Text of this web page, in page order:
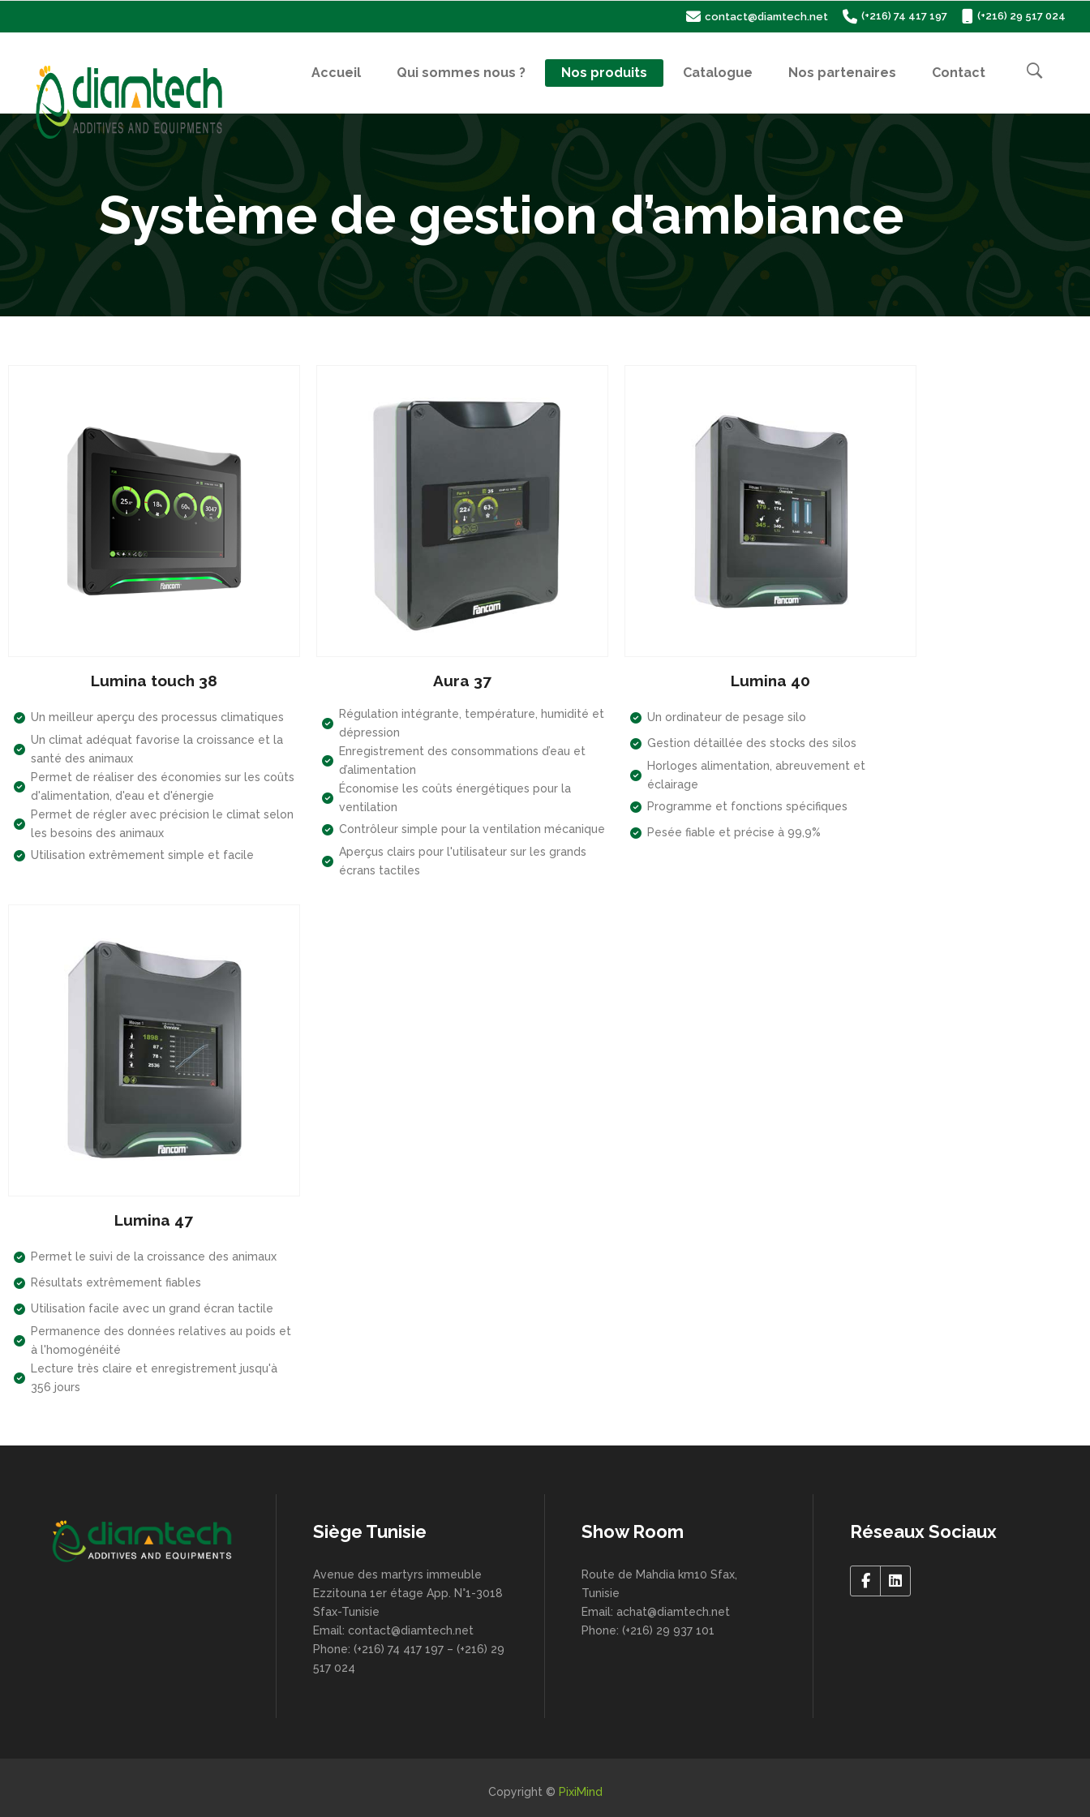
contact@diamtech.net (+216) 74 417 197 (+216) 29 517 024
Accueil Qui sommes nous ? Nos produits Catalogue Nos partenaires Contact
Système de gestion d’ambiance
Lumina touch 38
Un meilleur aperçu des processus climatiques
Un climat adéquat favorise la croissance et la
santé des animaux
Permet de réaliser des économies sur les coûts
d'alimentation, d'eau et d'énergie
Permet de régler avec précision le climat selon
les besoins des animaux
Utilisation extrêmement simple et facile
Aura 37
Régulation intégrante, température, humidité et
dépression
Enregistrement des consommations d’eau et
d’alimentation
Économise les coûts énergétiques pour la
ventilation
Contrôleur simple pour la ventilation mécanique
Aperçus clairs pour l'utilisateur sur les grands
écrans tactiles
Lumina 40
Un ordinateur de pesage silo
Gestion détaillée des stocks des silos
Horloges alimentation, abreuvement et
éclairage
Programme et fonctions spécifiques
Pesée fiable et précise à 99,9%
Lumina 47
Permet le suivi de la croissance des animaux
Résultats extrêmement fiables
Utilisation facile avec un grand écran tactile
Permanence des données relatives au poids et
à l'homogénéité
Lecture très claire et enregistrement jusqu'à
356 jours
Siège Tunisie
Avenue des martyrs immeuble
Ezzitouna 1er étage App. N°1-3018
Sfax-Tunisie
Email: contact@diamtech.net
Phone: (+216) 74 417 197 – (+216) 29
517 024
Show Room
Route de Mahdia km10 Sfax,
Tunisie
Email: achat@diamtech.net
Phone: (+216) 29 937 101
Réseaux Sociaux
Copyright © PixiMind